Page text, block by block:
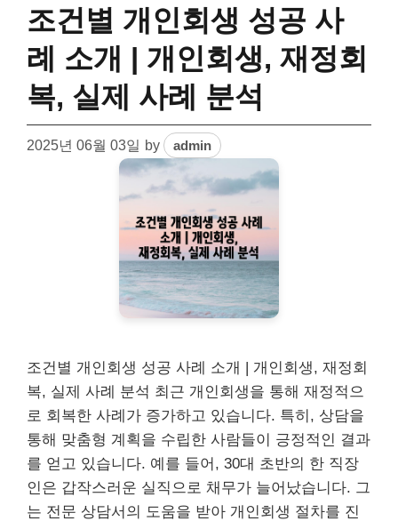
조건별 개인회생 성공 사
례 소개 | 개인회생, 재정회
복, 실제 사례 분석
2025년 06월 03일 by admin
조건별 개인회생 성공 사례 소개 | 개인회생, 재정회
복, 실제 사례 분석 최근 개인회생을 통해 재정적으
로 회복한 사례가 증가하고 있습니다. 특히, 상담을
통해 맞춤형 계획을 수립한 사람들이 긍정적인 결과
를 얻고 있습니다. 예를 들어, 30대 초반의 한 직장
인은 갑작스러운 실직으로 채무가 늘어났습니다. 그
는 전문 상담서의 도움을 받아 개인회생 절차를 진